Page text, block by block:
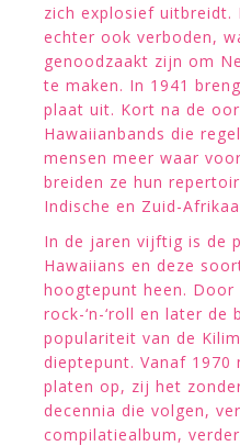
zich explosief uitbreidt.
echter ook verboden,
genoodzaakt zijn om
te maken. In 1941
plaat uit. Kort na de
Hawaiianbands die
mensen meer waar
breiden ze hun
Indische en Zuid-
In de jaren vijftig is de
Hawaiians en deze
hoogtepunt heen. Door
rock-‘n-‘roll en later de
populariteit van de
dieptepunt. Vanaf 1970
platen op, zij het
decennia die volgen,
compilatiealbum,